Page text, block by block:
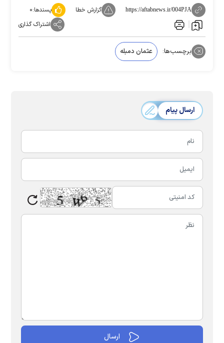
https://aftabnews.ir/004PJA گزارش خطا پسندها:۰
اشتراک گذاری
برچسب‌ها: عثمان دمبله
ارسال پیام